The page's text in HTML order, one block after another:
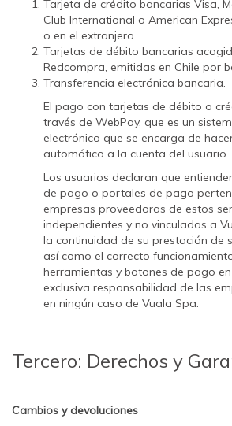
Tarjeta de crédito bancarias Visa,
Club International o American
o en el extranjero.
Tarjetas de débito bancarias
Redcompra, emitidas en Chile por
Transferencia electrónica bancaria.
El pago con tarjetas de débito o
través de WebPay, que es un
electrónico que se encarga de
automático a la cuenta del usuario.
Los usuarios declaran que
de pago o portales de pago
empresas proveedoras de estos
independientes y no vinculadas a
la continuidad de su prestación de
así como el correcto
herramientas y botones de pago
exclusiva responsabilidad de las
en ningún caso de Vuala Spa.
Tercero: Derechos y
Cambios y devoluciones